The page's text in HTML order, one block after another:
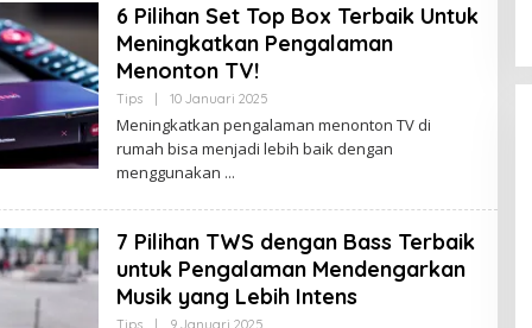
A
K
J
6 Pilihan Set Top Box Terbaik Untuk
Meningkatkan Pengalaman
Menonton TV!
Tips 10 Januari 2025
L
E
H
I
P
A
N
Meningkatkan pengalaman menonton TV di
rumah bisa menjadi lebih baik dengan
menggunakan
7 Pilihan TWS dengan Bass Terbaik
untuk Pengalaman Mendengarkan
Musik yang Lebih Intens
Tips 9 Januari 2025
Baru Jambi Tempat Makan Kepiting di Jambi
Di Daerah, Jambi, Travel